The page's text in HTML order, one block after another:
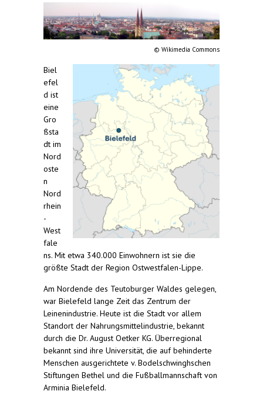
©️ Wikimedia Commons
Biel
efel
d ist
eine
Gro
ßsta
dt im
Nord
oste
n
Nord
rhein
-
West
fale
ns. Mit etwa 340.000 Einwohnern ist sie die
größte Stadt der Region Ostwestfalen-Lippe.
Am Nordende des Teutoburger Waldes gelegen,
war Bielefeld lange Zeit das Zentrum der
Leinenindustrie. Heute ist die Stadt vor allem
Standort der Nahrungsmittelindustrie, bekannt
durch die Dr. August Oetker KG. Überregional
bekannt sind ihre Universität, die auf behinderte
Menschen ausgerichtete v. Bodelschwinghschen
Stiftungen Bethel und die Fußballmannschaft von
Arminia Bielefeld.